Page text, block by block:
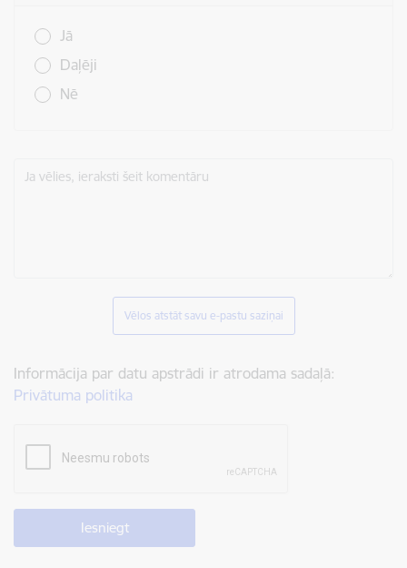
Jā
Daļēji
Nē
Ja vēlies, ieraksti šeit komentāru
Vēlos atstāt savu e-pastu saziņai
Informācija par datu apstrādi ir atrodama sadaļā:
Privātuma politika